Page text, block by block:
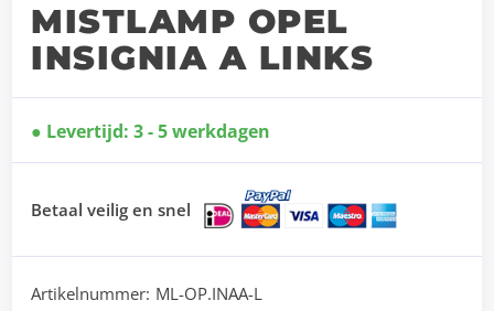
MISTLAMP OPEL
INSIGNIA A LINKS
Levertijd: 3 - 5 werkdagen
Betaal veilig en snel
Artikelnummer: ML-OP.INAA-L